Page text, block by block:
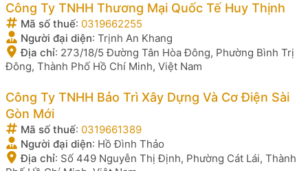
Công Ty TNHH Thương Mại Quốc Tế Huy Thịnh
Mã số thuế: 0319662255
Người đại diện: Trịnh An Khang
Địa chỉ: 273/18/5 Đường Tân Hòa Đông, Phường Bình Trị
Đông, Thành Phố Hồ Chí Minh, Việt Nam
Công Ty TNHH Bảo Trì Xây Dựng Và Cơ Điện Sài
Gòn Mới
Mã số thuế: 0319661389
Người đại diện: Hồ Đình Thảo
Địa chỉ: Số 449 Nguyễn Thị Định, Phường Cát Lái, Thành